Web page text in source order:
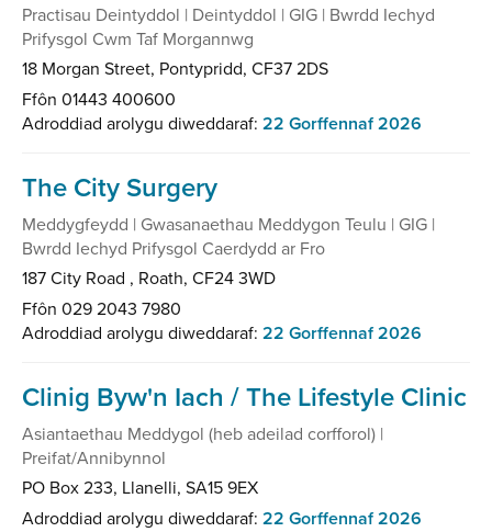
Practisau Deintyddol | Deintyddol | GIG | Bwrdd Iechyd
Prifysgol Cwm Taf Morgannwg
18 Morgan Street, Pontypridd, CF37 2DS
Ffôn 01443 400600
Adroddiad arolygu diweddaraf: 22 Gorffennaf 2026
The City Surgery
Meddygfeydd | Gwasanaethau Meddygon Teulu | GIG |
Bwrdd Iechyd Prifysgol Caerdydd ar Fro
187 City Road , Roath, CF24 3WD
Ffôn 029 2043 7980
Adroddiad arolygu diweddaraf: 22 Gorffennaf 2026
Clinig Byw'n Iach / The Lifestyle Clinic
Asiantaethau Meddygol (heb adeilad corfforol) |
Preifat/Annibynnol
PO Box 233, Llanelli, SA15 9EX
Adroddiad arolygu diweddaraf: 22 Gorffennaf 2026